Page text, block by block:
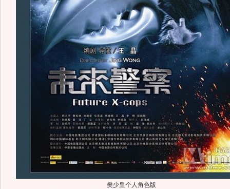
樊少皇个人角色版